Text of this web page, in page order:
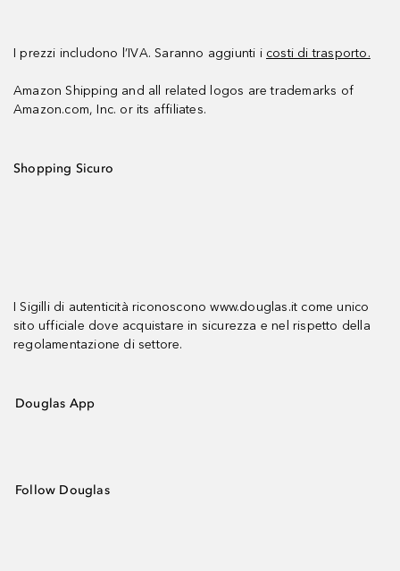
I prezzi includono l’IVA. Saranno aggiunti i costi di trasporto.
Amazon Shipping and all related logos are trademarks of
Amazon.com, Inc. or its affiliates.
Shopping Sicuro
I Sigilli di autenticità riconoscono www.douglas.it come unico
sito ufficiale dove acquistare in sicurezza e nel rispetto della
regolamentazione di settore.
Douglas App
Follow Douglas